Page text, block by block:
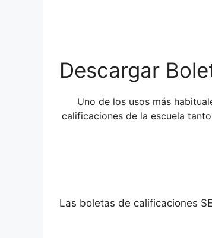
Descargar
Uno de los usos más
calificaciones de la escuela
Las boletas de calificaciones